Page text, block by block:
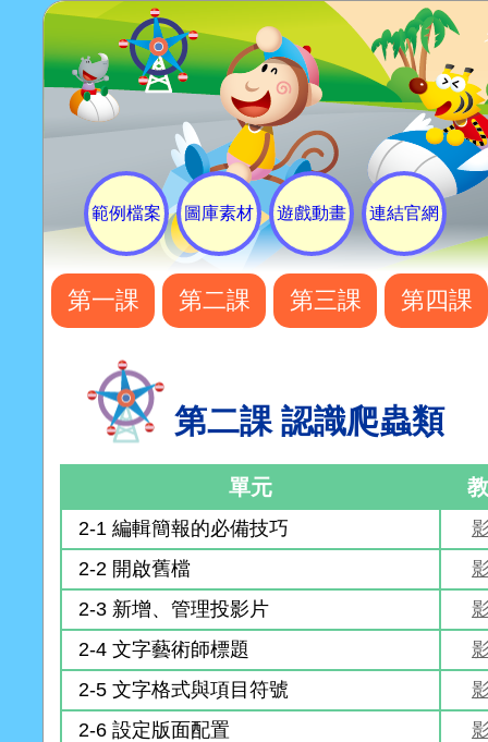
範例檔案 圖庫素材 遊戲動畫 連結官網
第一課 第二課 第三課 第四課
第二課 認識爬蟲類
單元
2-1 編輯簡報的必備技巧
2-2 開啟舊檔
2-3 新增、管理投影片
2-4 文字藝術師標題
2-5 文字格式與項目符號
2-6 設定版面配置